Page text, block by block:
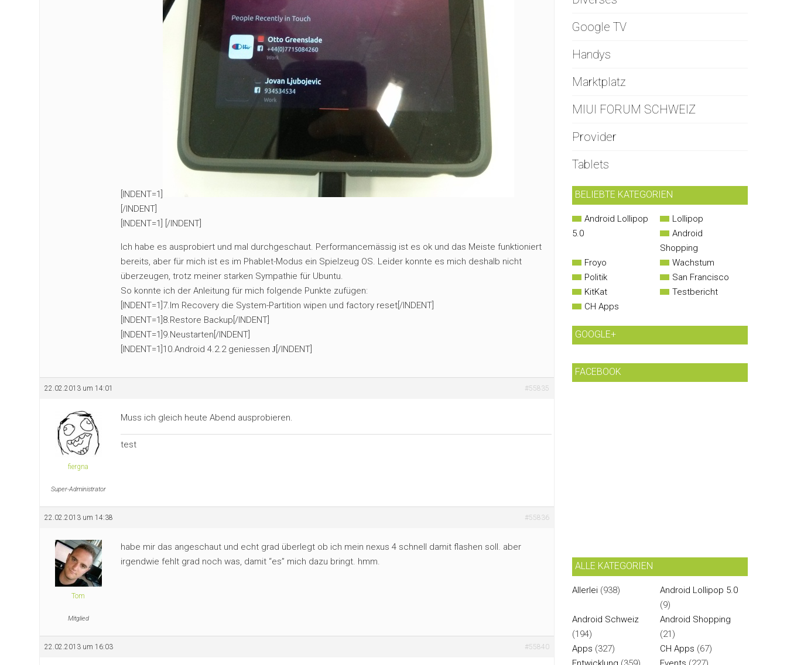
[INDENT=1]
[/INDENT]
[INDENT=1] [/INDENT]
Ich habe es ausprobiert und mal durchgeschaut. Performancemässig ist es ok und das Meiste funktioniert
bereits, aber für mich ist es im Phablet-Modus ein Spielzeug OS. Leider konnte es mich deshalb nicht
überzeugen, trotz meiner starken Sympathie für Ubuntu.
So konnte ich der Anleitung für mich folgende Punkte zufügen:
[INDENT=1]7.Im Recovery die System-Partition wipen und factory reset[/INDENT]
[INDENT=1]8.Restore Backup[/INDENT]
[INDENT=1]9.Neustarten[/INDENT]
[INDENT=1]10.Android 4.2.2 geniessen J[/INDENT]
22.02.2013 um 14:01 #55835
fiergna
Super-Administrator
Muss ich gleich heute Abend ausprobieren.
test
22.02.2013 um 14:38 #55836
Tom
Mitglied
habe mir das angeschaut und echt grad überlegt ob ich mein nexus 4 schnell damit flashen soll. aber
irgendwie fehlt grad noch was, damit “es” mich dazu bringt. hmm.
22.02.2013 um 16:03 #55840
Google TV
Handys
Marktplatz
MIUI FORUM SCHWEIZ
Provider
Tablets
BELIEBTE KATEGORIEN
Android Lollipop
5.0
Lollipop
Android
Shopping
Froyo
Wachstum
Politik
San Francisco
KitKat
Testbericht
CH Apps
GOOGLE+
FACEBOOK
ALLE KATEGORIEN
Allerlei (938)
Android Lollipop 5.0
(9)
Android Schweiz
(194)
Android Shopping
(21)
Apps (327) CH Apps (67)